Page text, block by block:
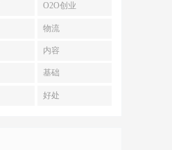
O2O创业
物流
内容
基础
好处